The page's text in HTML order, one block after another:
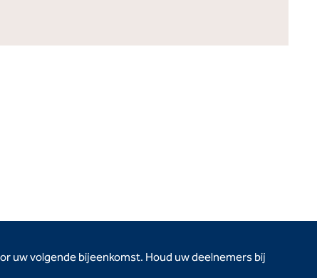
uw volgende bijeenkomst. Houd uw deelnemers bij